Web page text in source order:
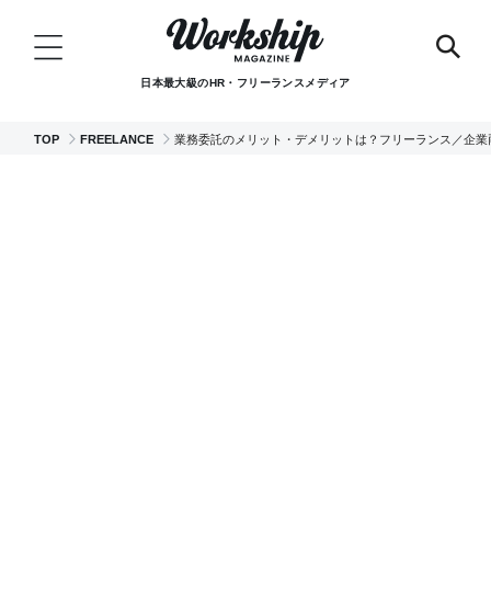
日本最大級のHR・フリーランスメディア
TOP FREELANCE 業務委託のメリット・デメリットは？フリーランス／企